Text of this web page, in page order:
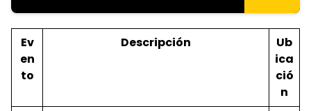
Ev
en
to
Descripción
Ub
ica
ció
n